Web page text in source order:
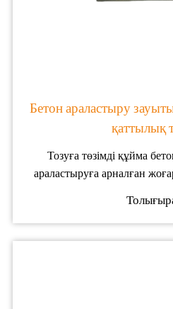
Бетон араластыру
қаттылық
Тозуға төзімді құйма
араластыруға арналған